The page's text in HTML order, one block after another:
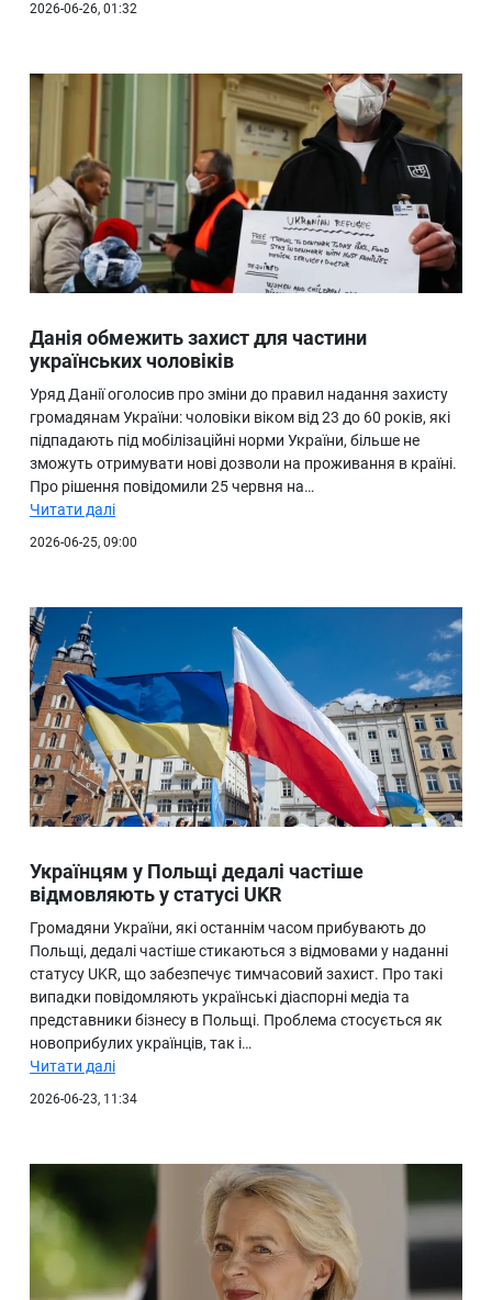
2026-06-26, 01:32
Данія обмежить захист для частини
українських чоловіків
Уряд Данії оголосив про зміни до правил надання захисту
громадянам України: чоловіки віком від 23 до 60 років, які
підпадають під мобілізаційні норми України, більше не
зможуть отримувати нові дозволи на проживання в країні.
Про рішення повідомили 25 червня на…
Читати далі
2026-06-25, 09:00
Українцям у Польщі дедалі частіше
відмовляють у статусі UKR
Громадяни України, які останнім часом прибувають до
Польщі, дедалі частіше стикаються з відмовами у наданні
статусу UKR, що забезпечує тимчасовий захист. Про такі
випадки повідомляють українські діаспорні медіа та
представники бізнесу в Польщі. Проблема стосується як
новоприбулих українців, так і…
Читати далі
2026-06-23, 11:34